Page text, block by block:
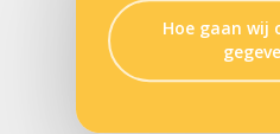
Hoe gaan wij